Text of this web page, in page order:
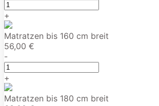
+
Matratzen bis 160 cm breit
56,00 €
-
+
Matratzen bis 180 cm breit